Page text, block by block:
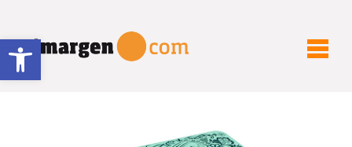
Abrir barra de herramientas